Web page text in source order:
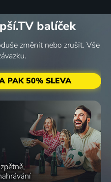
balíček
změnit nebo zrušit. Vše
PAK 50% SLEVA